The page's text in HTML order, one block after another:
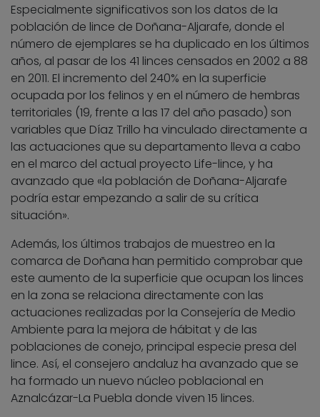
Especialmente significativos son los datos de la
población de lince de Doñana-Aljarafe, donde el
número de ejemplares se ha duplicado en los últimos
años, al pasar de los 41 linces censados en 2002 a 88
en 2011. El incremento del 240% en la superficie
ocupada por los felinos y en el número de hembras
territoriales (19, frente a las 17 del año pasado) son
variables que Díaz Trillo ha vinculado directamente a
las actuaciones que su departamento lleva a cabo
en el marco del actual proyecto Life-lince, y ha
avanzado que «la población de Doñana-Aljarafe
podría estar empezando a salir de su crítica
situación».
Además, los últimos trabajos de muestreo en la
comarca de Doñana han permitido comprobar que
este aumento de la superficie que ocupan los linces
en la zona se relaciona directamente con las
actuaciones realizadas por la Consejería de Medio
Ambiente para la mejora de hábitat y de las
poblaciones de conejo, principal especie presa del
lince. Así, el consejero andaluz ha avanzado que se
ha formado un nuevo núcleo poblacional en
Aznalcázar-La Puebla donde viven 15 linces.